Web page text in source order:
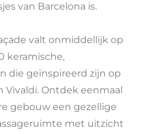
van Barcelona is.
valt onmiddellijk op
keramische,
die geïnspireerd zijn op
Vivaldi. Ontdek eenmaal
gebouw een gezellige
met uitzicht